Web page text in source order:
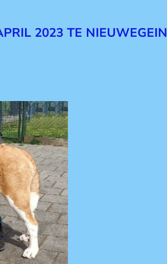
2023 TE NIEUWEGEIN